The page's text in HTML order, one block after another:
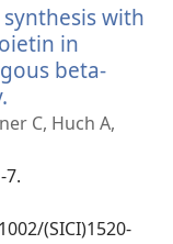
with
in
beta-
nové
C, Huch A,
7.
(SICI)1520-